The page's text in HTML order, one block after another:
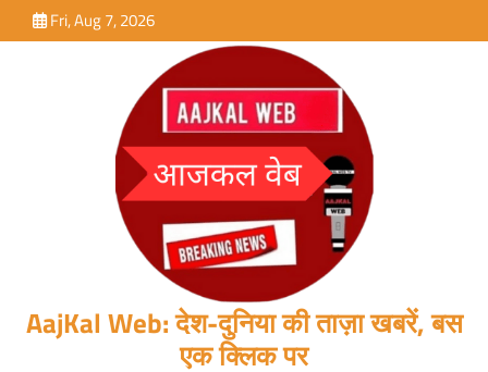
to
Fri, Aug 7, 2026
AajKal Web: देश-दुनिया की ताज़ा खबरें, बस
एक क्लिक पर